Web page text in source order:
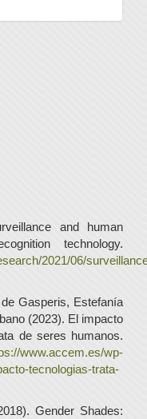
and human
technology.
2021/06/
Gasperis, Estefanía
(2023). El impacto
de seres humanos.
www.accem.es/wp-
tecnologias-trata-
Gender Shades: